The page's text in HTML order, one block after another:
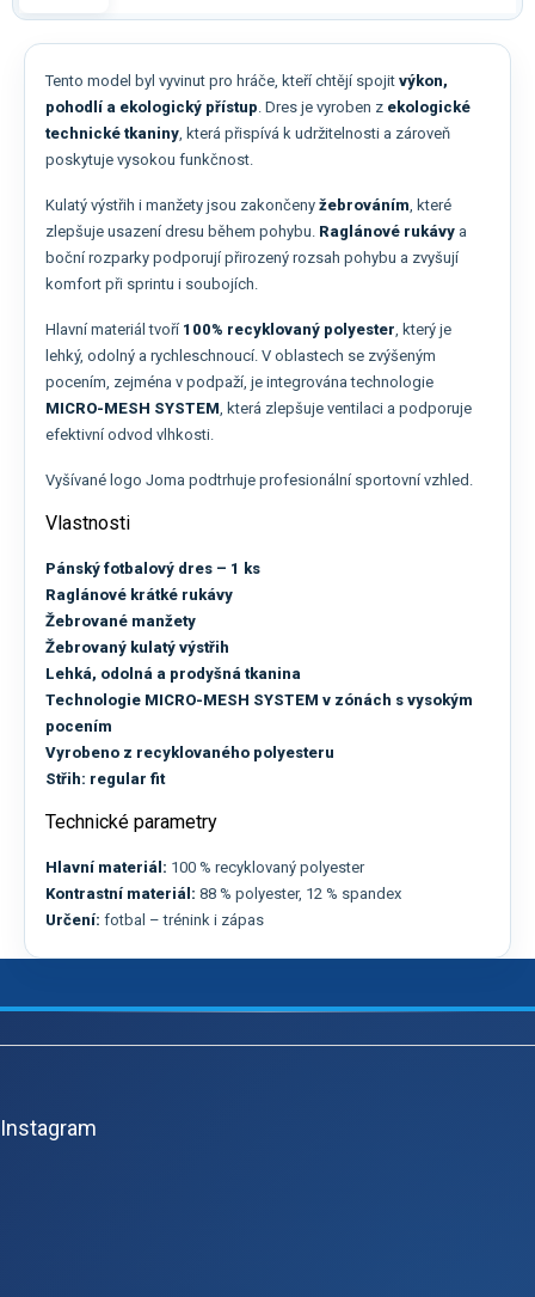
Tento model byl vyvinut pro hráče, kteří chtějí spojit výkon,
pohodlí a ekologický přístup. Dres je vyroben z ekologické
technické tkaniny, která přispívá k udržitelnosti a zároveň
poskytuje vysokou funkčnost.
Kulatý výstřih i manžety jsou zakončeny žebrováním, které
zlepšuje usazení dresu během pohybu. Raglánové rukávy a
boční rozparky podporují přirozený rozsah pohybu a zvyšují
komfort při sprintu i soubojích.
Hlavní materiál tvoří 100% recyklovaný polyester, který je
lehký, odolný a rychleschnoucí. V oblastech se zvýšeným
pocením, zejména v podpaží, je integrována technologie
MICRO-MESH SYSTEM, která zlepšuje ventilaci a podporuje
efektivní odvod vlhkosti.
Vyšívané logo Joma podtrhuje profesionální sportovní vzhled.
Vlastnosti
Pánský fotbalový dres – 1 ks
Raglánové krátké rukávy
Žebrované manžety
Žebrovaný kulatý výstřih
Lehká, odolná a prodyšná tkanina
Technologie MICRO-MESH SYSTEM v zónách s vysokým
pocením
Vyrobeno z recyklovaného polyesteru
Střih: regular fit
Technické parametry
Hlavní materiál: 100 % recyklovaný polyester
Kontrastní materiál: 88 % polyester, 12 % spandex
Určení: fotbal – trénink i zápas
Z
Instagram